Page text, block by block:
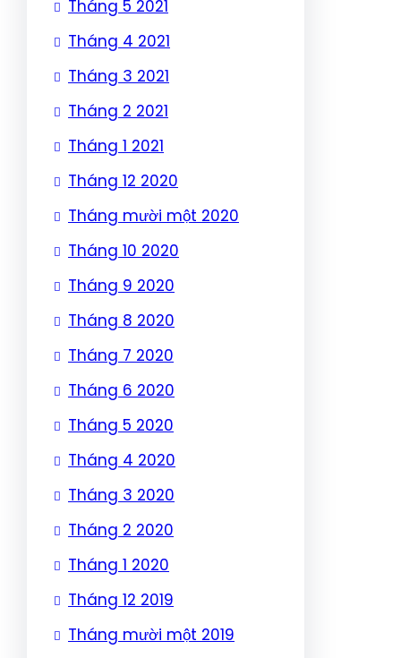
Tháng 5 2021
Tháng 4 2021
Tháng 3 2021
Tháng 2 2021
Tháng 1 2021
Tháng 12 2020
Tháng mười một 2020
Tháng 10 2020
Tháng 9 2020
Tháng 8 2020
Tháng 7 2020
Tháng 6 2020
Tháng 5 2020
Tháng 4 2020
Tháng 3 2020
Tháng 2 2020
Tháng 1 2020
Tháng 12 2019
Tháng mười một 2019